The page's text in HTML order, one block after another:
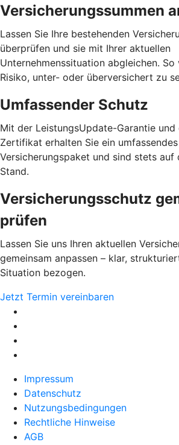
Versicherungssummen
Lassen Sie Ihre bestehenden
überprüfen und sie mit Ihrer aktuellen
Unternehmenssituation abgleichen.
Risiko, unter- oder überversichert zu
Umfassender Schutz
Mit der LeistungsUpdate-Garantie und
Zertifikat erhalten Sie ein umfassendes
Versicherungspaket und sind stets auf
Stand.
Versicherungsschutz
prüfen
Lassen Sie uns Ihren aktuellen
gemeinsam anpassen – klar,
Situation bezogen.
Jetzt Termin vereinbaren
Impressum
Datenschutz
Nutzungsbedingungen
Rechtliche Hinweise
AGB